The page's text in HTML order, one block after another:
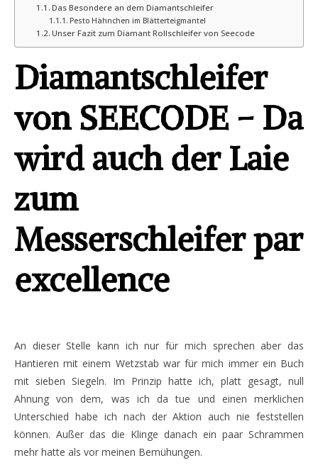
Das Besondere an dem Diamantschleifer
Pesto Hähnchen im Blätterteigmantel
Unser Fazit zum Diamant Rollschleifer von Seecode
Diamantschleifer
von SEECODE – Da
wird auch der Laie
zum
Messerschleifer par
excellence
An dieser Stelle kann ich nur für mich sprechen aber das
Hantieren mit einem Wetzstab war für mich immer ein Buch
mit sieben Siegeln. Im Prinzip hatte ich, platt gesagt, null
Ahnung von dem, was ich da tue und einen merklichen
Unterschied habe ich nach der Aktion auch nie feststellen
können. Außer das die Klinge danach ein paar Schrammen
mehr hatte als vor meinen Bemühungen.